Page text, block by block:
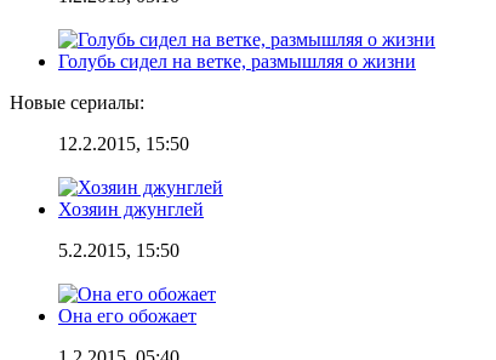
Голубь сидел на ветке, размышляя о жизни
Новые сериалы:
12.2.2015, 15:50
Хозяин джунглей
5.2.2015, 15:50
Она его обожает